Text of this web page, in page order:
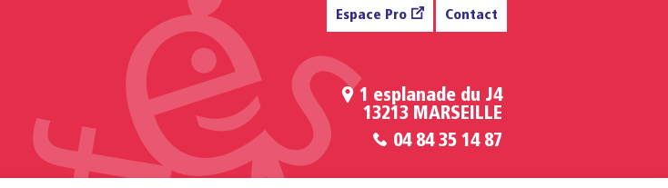
Espace Pro Contact
1 esplanade du J4
13213 MARSEILLE
04 84 35 14 87